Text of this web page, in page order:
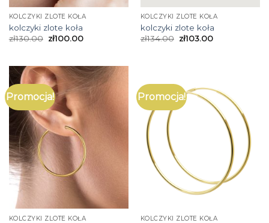
KOLCZYKI ZLOTE KOŁA
kolczyki zlote koła
zł130.00 zł100.00
KOLCZYKI ZLOTE KOŁA
kolczyki zlote koła
zł134.00 zł103.00
Promocja!
KOLCZYKI ZLOTE KOŁA
Promocja!
KOLCZYKI ZLOTE KOŁA